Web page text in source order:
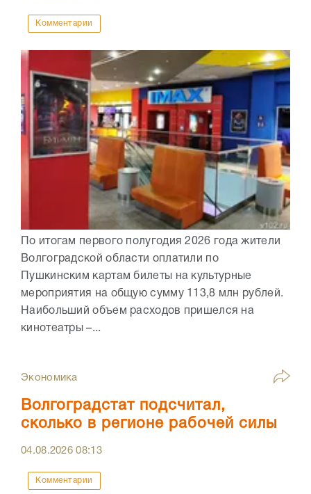
Комментарии
По итогам первого полугодия 2026 года жители
Волгоградской области оплатили по
Пушкинским картам билеты на культурные
мероприятия на общую сумму 113,8 млн рублей.
Наибольший объем расходов пришелся на
кинотеатры –...
Экономика
Волгоградстат подсчитал,
сколько в регионе рабочей силы
04.08.202608:13
Комментарии